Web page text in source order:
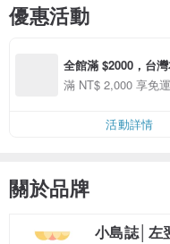
優惠活動
全館滿 $2000，台
滿 NT$ 2,000 享免運
活動詳情
關於品牌
小島誌│左